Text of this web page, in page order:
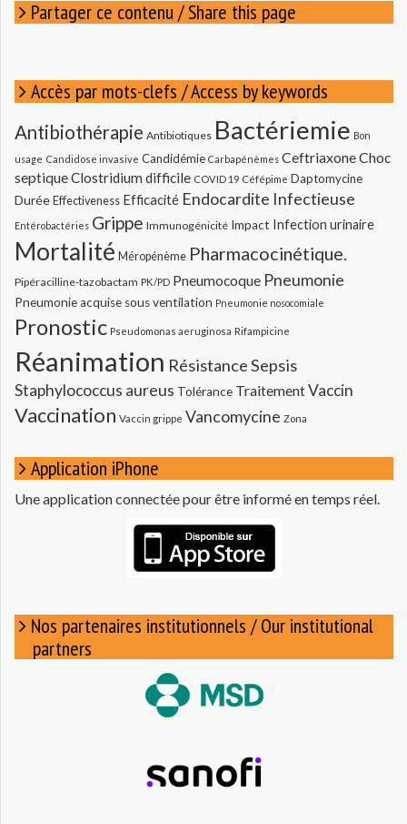
Partager ce contenu / Share this page
Accès par mots-clefs / Access by keywords
Antibiothérapie Antibiotiques Bactériemie Bon
usage Candidose invasive Candidémie Carbapénèmes CeftriaxoneChoc
septiqueClostridium difficile COVID 19 Céfépime Daptomycine
Durée Effectiveness Efficacité Endocardite Infectieuse
Entérobactéries Grippe Immunogénicité Impact Infection urinaire
Mortalité Méropénème Pharmacocinétique.
Pipéracilline-tazobactam PK/PD Pneumocoque Pneumonie
Pneumonie acquise sous ventilation Pneumonie nosocomiale
Pronostic Pseudomonas aeruginosa Rifampicine
Réanimation RésistanceSepsis
Staphylococcus aureus Tolérance TraitementVaccin
Vaccination Vaccin grippe Vancomycine Zona
Application iPhone
Une application connectée pour être informé en temps réel.
Nos partenaires institutionnels / Our institutional
partners